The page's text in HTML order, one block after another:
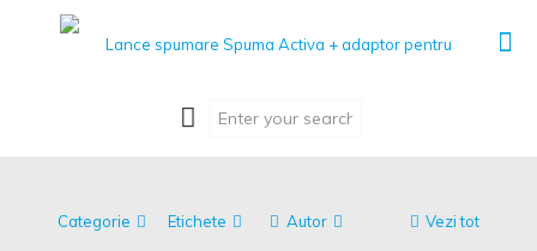
Categorie Etichete Autor Vezi tot